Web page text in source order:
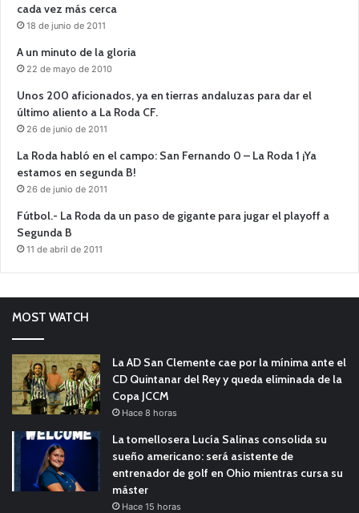
cada vez más cerca
18 de junio de 2011
A un minuto de la gloria
22 de mayo de 2010
Unos 200 aficionados, ya en tierras andaluzas para dar el
último aliento a La Roda CF.
26 de junio de 2011
La Roda habló en el campo: San Fernando 0 – La Roda 1 ¡Ya
estamos en segunda B!
26 de junio de 2011
Fútbol.- La Roda da un paso de gigante para jugar el playoff a
Segunda B
11 de abril de 2011
MOST WATCH
La AD San Clemente cae por la mínima ante el
CD Quintanar del Rey y queda eliminada de la
Copa JCCM
Hace 8 horas
La tomellosera Lucía Salinas consolida su
sueño americano: será asistente de
entrenador de golf en Ohio mientras cursa su
máster
Hace 15 horas